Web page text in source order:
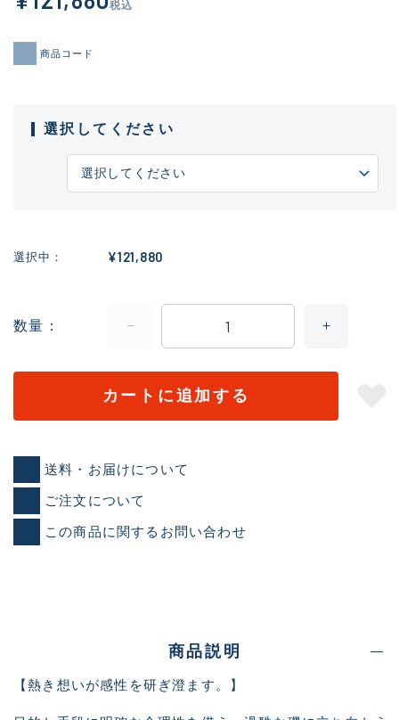
税込
商品コード
選択してください
選択中 ¥121,880
数量
カートに追加する
送料・お届けについて
ご注文について
この商品に関するお問い合わせ
商品説明
【熱き想いが感性を研ぎ澄ます。】